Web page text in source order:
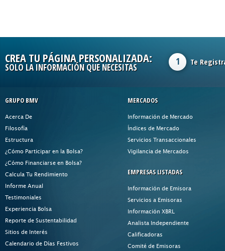
CREA TU PÁGINA PERSONALIZADA:
SOLO LA INFORMACIÓN QUE NECESITAS
1 Te
GRUPO BMV
Acerca De
Filosofía
Estructura
¿Cómo Participar en la Bolsa?
¿Cómo Financiarse en Bolsa?
Calcula Tu Rendimiento
Informe Anual
Testimoniales
Experiencia Bolsa
Reporte de Sustentabilidad
Sitios de Interés
Calendario de Días Festivos
MERCADOS
Información de Mercado
Índices de Mercado
Servicios Transaccionales
Vigilancia de Mercados
EMPRESAS LISTADAS
Información de Emisora
Servicios a Emisoras
Información XBRL
Analista Independiente
Calificadoras
Comité de Emisoras